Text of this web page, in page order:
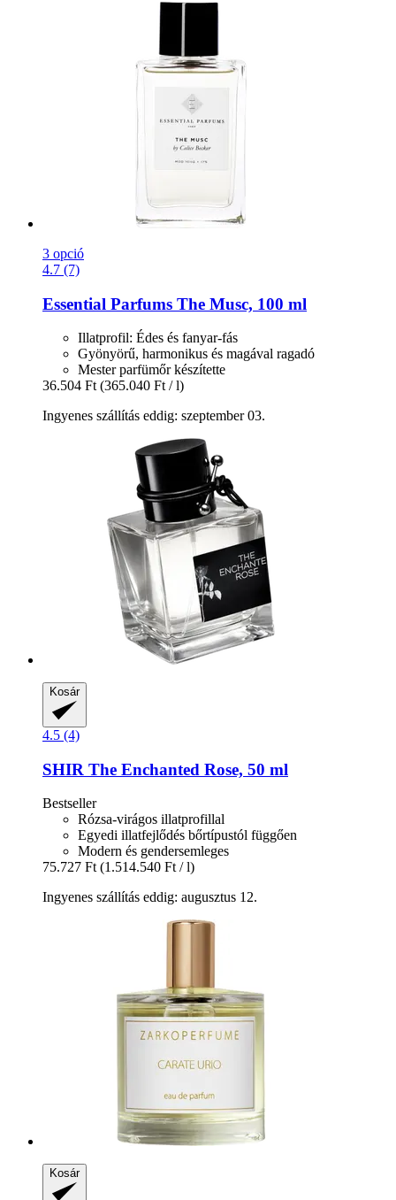
3 opció
4.7 (7)
Essential Parfums The Musc, 100 ml
Illatprofil: Édes és fanyar-fás
Gyönyörű, harmonikus és magával ragadó
Mester parfümőr készítette
36.504 Ft (365.040 Ft / l)
Ingyenes szállítás eddig: szeptember 03.
Kosár
4.5 (4)
SHIR The Enchanted Rose, 50 ml
Bestseller
Rózsa-virágos illatprofillal
Egyedi illatfejlődés bőrtípustól függően
Modern és gendersemleges
75.727 Ft (1.514.540 Ft / l)
Ingyenes szállítás eddig: augusztus 12.
Kosár